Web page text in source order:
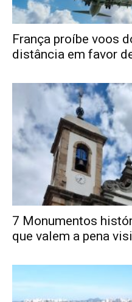
França proíbe voos
distância em favor
7 Monumentos
que valem a pena